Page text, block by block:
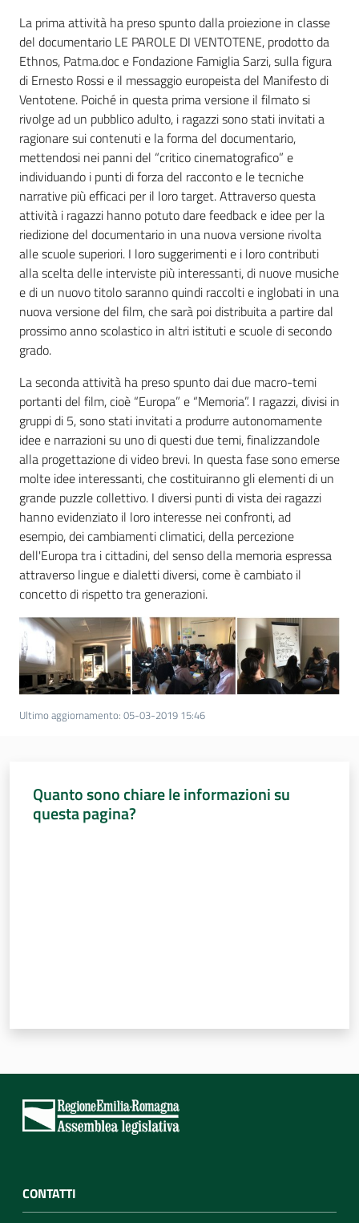
La prima attività ha preso spunto dalla proiezione in classe
del documentario LE PAROLE DI VENTOTENE, prodotto da
Ethnos, Patma.doc e Fondazione Famiglia Sarzi, sulla figura
di Ernesto Rossi e il messaggio europeista del Manifesto di
Ventotene. Poiché in questa prima versione il filmato si
rivolge ad un pubblico adulto, i ragazzi sono stati invitati a
ragionare sui contenuti e la forma del documentario,
mettendosi nei panni del “critico cinematografico” e
individuando i punti di forza del racconto e le tecniche
narrative più efficaci per il loro target. Attraverso questa
attività i ragazzi hanno potuto dare feedback e idee per la
riedizione del documentario in una nuova versione rivolta
alle scuole superiori. I loro suggerimenti e i loro contributi
alla scelta delle interviste più interessanti, di nuove musiche
e di un nuovo titolo saranno quindi raccolti e inglobati in una
nuova versione del film, che sarà poi distribuita a partire dal
prossimo anno scolastico in altri istituti e scuole di secondo
grado.
La seconda attività ha preso spunto dai due macro-temi
portanti del film, cioè “Europa” e “Memoria”. I ragazzi, divisi in
gruppi di 5, sono stati invitati a produrre autonomamente
idee e narrazioni su uno di questi due temi, finalizzandole
alla progettazione di video brevi. In questa fase sono emerse
molte idee interessanti, che costituiranno gli elementi di un
grande puzzle collettivo. I diversi punti di vista dei ragazzi
hanno evidenziato il loro interesse nei confronti, ad
esempio, dei cambiamenti climatici, della percezione
dell'Europa tra i cittadini, del senso della memoria espressa
attraverso lingue e dialetti diversi, come è cambiato il
concetto di rispetto tra generazioni.
Ultimo aggiornamento: 05-03-2019 15:46
Quanto sono chiare le informazioni su
questa pagina?
CONTATTI